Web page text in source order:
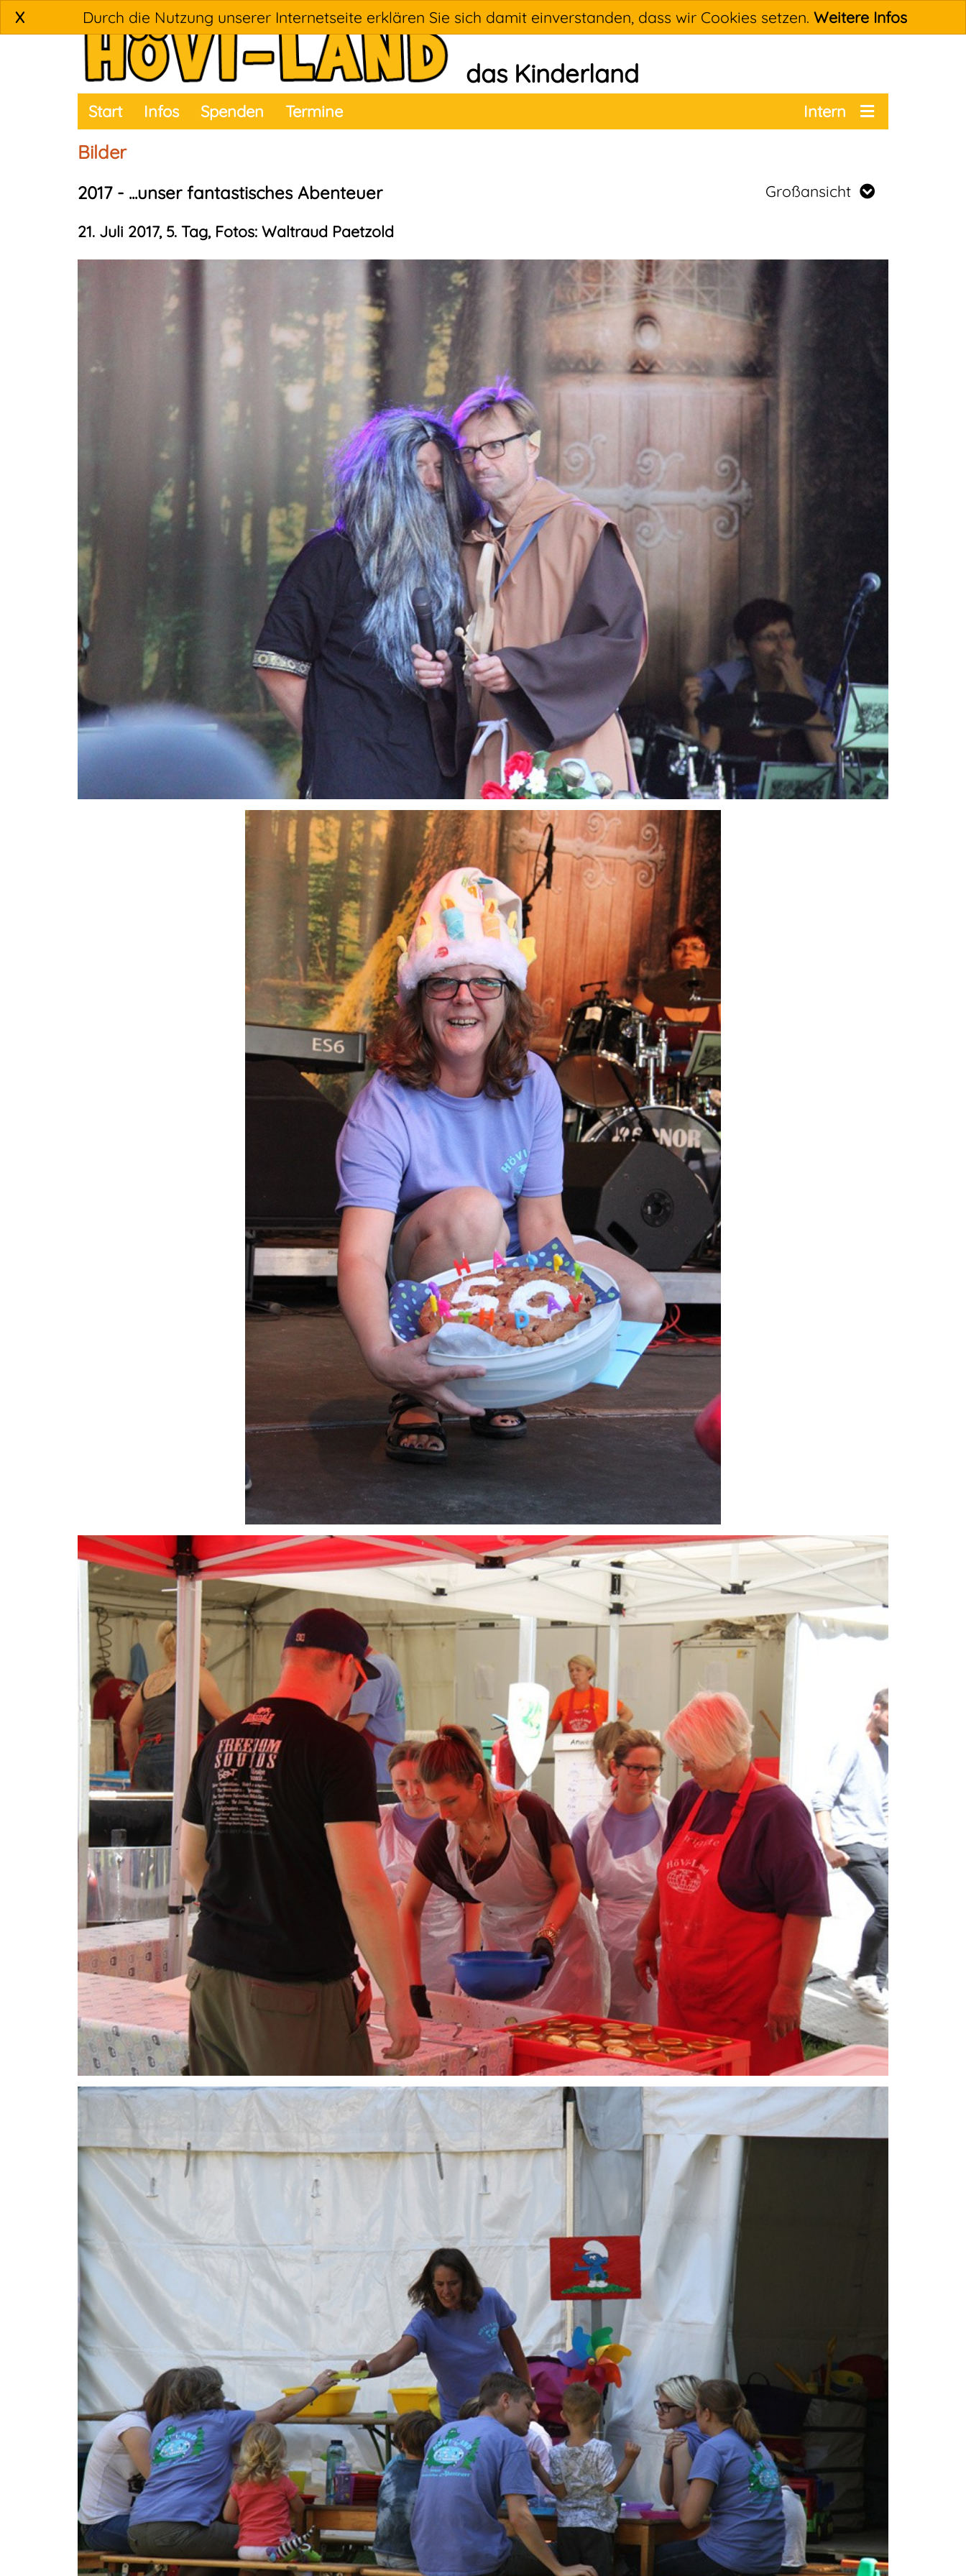
X Durch die Nutzung unserer Internetseite erklären Sie sich damit einverstanden, dass wir Cookies setzen. Weitere Infos
das Kinderland
Intern
Start Infos Spenden Termine
Bilder
2017 - ...unser fantastisches Abenteuer Großansicht
21. Juli 2017, 5. Tag, Fotos: Waltraud Paetzold